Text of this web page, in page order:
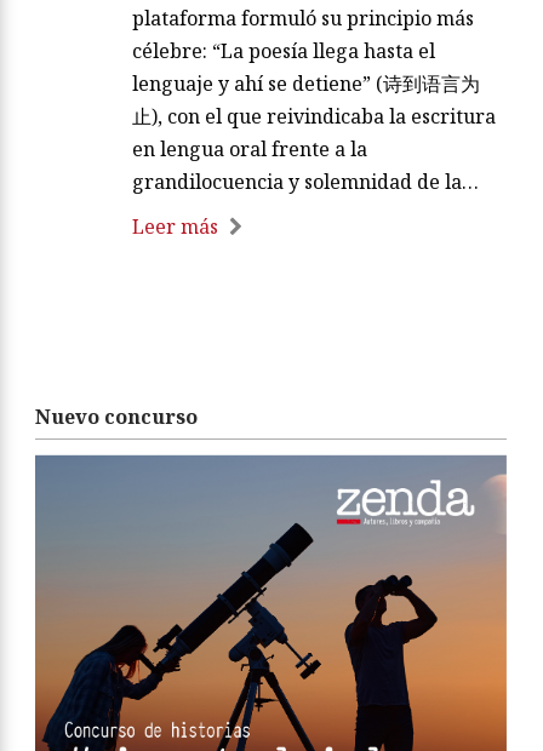
plataforma formuló su principio más
célebre: “La poesía llega hasta el
lenguaje y ahí se detiene” (诗到语言为
止), con el que reivindicaba la escritura
en lengua oral frente a la
grandilocuencia y solemnidad de la…
Leer más
Nuevo concurso